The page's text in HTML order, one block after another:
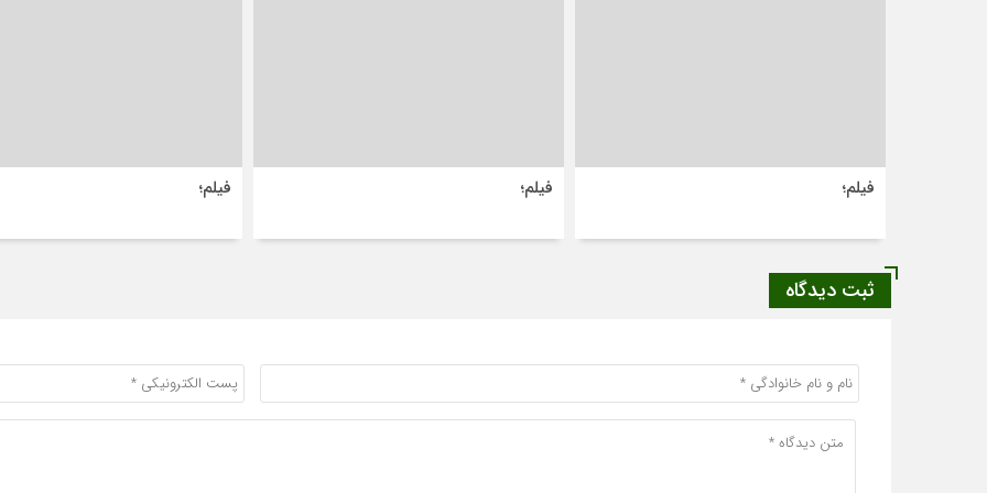
فیلم؛ فیلم؛ فیلم؛
ثبت دیدگاه